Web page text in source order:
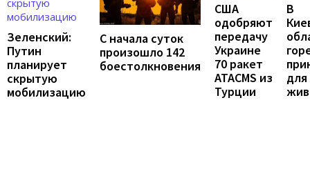
Зеленский:
Путин
планирует
скрытую
мобилизацию
С начала суток
произошло 142
боестолкновения
США
одобряют
передачу
Украине
70 ракет
ATACMS из
Турции
В
для